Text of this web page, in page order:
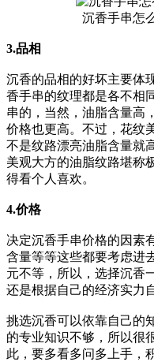
沉香手串怎
3.品相
沉香的品相的好坏主要体
香手串的纹理都是各不相
串的，当然，油脂含量高
价格也更高。不过，花纹
不是纹路漂亮油脂含量就
美观大方的油脂纹路堪称
得看个人喜欢。
4.价格
决定沉香手串价格的因素
含量等等这些都要考虑进
元不等，所以，选择沉香
还是根据自己的经济实力
挑选沉香可以依靠自己的
的专业知识不够，所以很
此，要多看多问多上手，